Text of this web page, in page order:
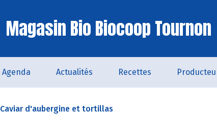
Magasin Bio Biocoop Tournon
Agenda Actualités Recettes
Caviar d'aubergine et tortillas